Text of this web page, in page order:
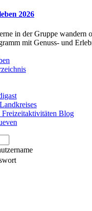
2026
in der Gruppe wandern
mit Genuss- und
Freizeitaktivitäten Blog